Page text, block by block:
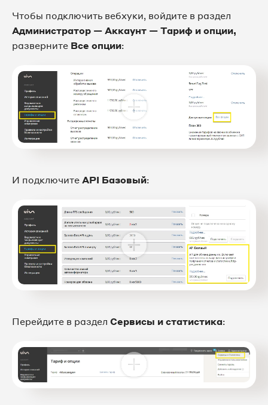
Чтобы подключить вебхуки, войдите в раздел
Администратор — Аккаунт — Тариф и опции,
разверните Все опции:
И подключите API Базовый:
Перейдите в раздел Сервисы и статистика: